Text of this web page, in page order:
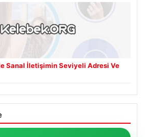
Sanal İletişimin Seviyeli Adresi Ve